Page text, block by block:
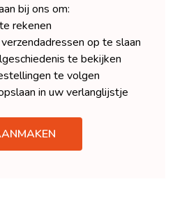
bij ons om:
rekenen
op te slaan
te bekijken
te volgen
in uw verlanglijstje